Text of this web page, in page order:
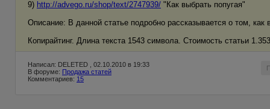
9) http://advego.ru/shop/text/2747939/ "Как выбрать попугая"
Описание: В данной статье подробно рассказывается о том, как
Копирайтинг. Длина текста 1543 символа. Стоимость статьи
Написал: DELETED , 02.10.2010 в 19:33
В форуме: Продажа статей
Комментариев: 15